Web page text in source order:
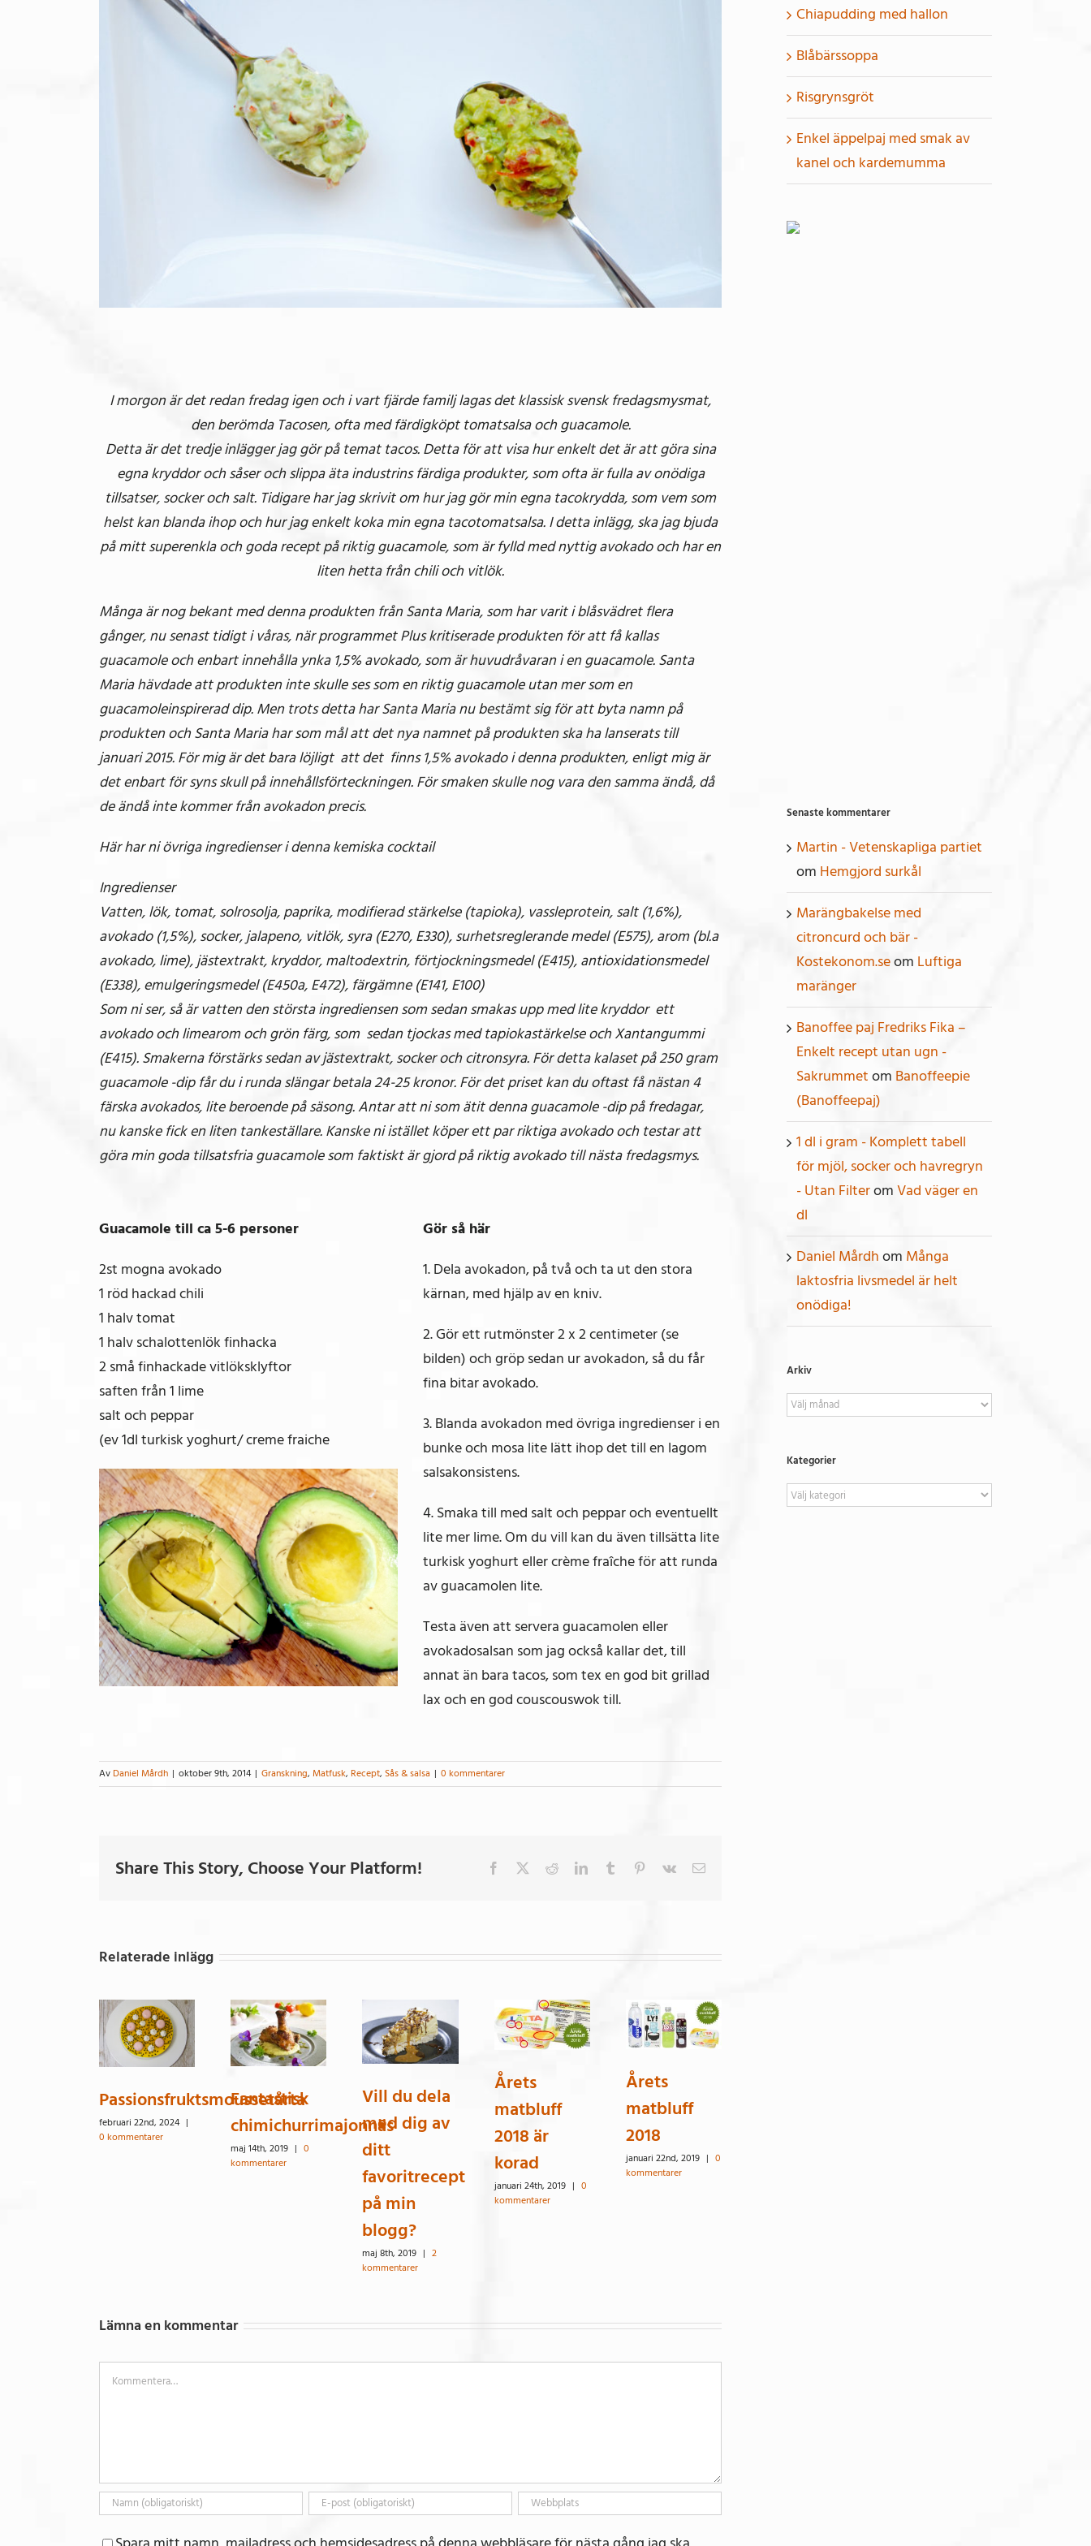
I morgon är det redan fredag igen och i vart fjärde familj lagas det klassisk svensk fredagsmysmat,
den berömda Tacosen, ofta med färdigköpt tomatsalsa och guacamole.
Detta är det tredje inlägger jag gör på temat tacos. Detta för att visa hur enkelt det är att göra sina
egna kryddor och såser och slippa äta industrins färdiga produkter, som ofta är fulla av onödiga
tillsatser, socker och salt. Tidigare har jag skrivit om hur jag gör min egna tacokrydda, som vem som
helst kan blanda ihop och hur jag enkelt koka min egna tacotomatsalsa. I detta inlägg, ska jag bjuda
på mitt superenkla och goda recept på riktig guacamole, som är fylld med nyttig avokado och har en
liten hetta från chili och vitlök.
Många är nog bekant med denna produkten från Santa Maria, som har varit i blåsvädret flera
gånger, nu senast tidigt i våras, när programmet Plus kritiserade produkten för att få kallas
guacamole och enbart innehålla ynka 1,5% avokado, som är huvudråvaran i en guacamole. Santa
Maria hävdade att produkten inte skulle ses som en riktig guacamole utan mer som en
guacamoleinspirerad dip. Men trots detta har Santa Maria nu bestämt sig för att byta namn på
produkten och Santa Maria har som mål att det nya namnet på produkten ska ha lanserats till
januari 2015. För mig är det bara löjligt att det finns 1,5% avokado i denna produkten, enligt mig är
det enbart för syns skull på innehållsförteckningen. För smaken skulle nog vara den samma ändå, då
de ändå inte kommer från avokadon precis.
Här har ni övriga ingredienser i denna kemiska cocktail
Ingredienser
Vatten, lök, tomat, solrosolja, paprika, modifierad stärkelse (tapioka), vassleprotein, salt (1,6%),
avokado (1,5%), socker, jalapeno, vitlök, syra (E270, E330), surhetsreglerande medel (E575), arom (bl.a
avokado, lime), jästextrakt, kryddor, maltodextrin, förtjockningsmedel (E415), antioxidationsmedel
(E338), emulgeringsmedel (E450a, E472), färgämne (E141, E100)
Som ni ser, så är vatten den största ingrediensen som sedan smakas upp med lite kryddor ett
avokado och limearom och grön färg, som sedan tjockas med tapiokastärkelse och Xantangummi
(E415). Smakerna förstärks sedan av jästextrakt, socker och citronsyra. För detta kalaset på 250 gram
guacamole -dip får du i runda slängar betala 24-25 kronor. För det priset kan du oftast få nästan 4
färska avokados, lite beroende på säsong. Antar att ni som ätit denna guacamole -dip på fredagar,
nu kanske fick en liten tankeställare. Kanske ni istället köper ett par riktiga avokado och testar att
göra min goda tillsatsfria guacamole som faktiskt är gjord på riktig avokado till nästa fredagsmys.
Guacamole till ca 5-6 personer
2st mogna avokado
1 röd hackad chili
1 halv tomat
1 halv schalottenlök finhacka
2 små finhackade vitlöksklyftor
saften från 1 lime
salt och peppar
(ev 1dl turkisk yoghurt/ creme fraiche
Gör så här
1. Dela avokadon, på två och ta ut den stora
kärnan, med hjälp av en kniv.
2. Gör ett rutmönster 2 x 2 centimeter (se
bilden) och gröp sedan ur avokadon, så du får
fina bitar avokado.
3. Blanda avokadon med övriga ingredienser i en
bunke och mosa lite lätt ihop det till en lagom
salsakonsistens.
4. Smaka till med salt och peppar och eventuellt
lite mer lime. Om du vill kan du även tillsätta lite
turkisk yoghurt eller crème fraîche för att runda
av guacamolen lite.
Testa även att servera guacamolen eller
avokadosalsan som jag också kallar det, till
annat än bara tacos, som tex en god bit grillad
lax och en god couscouswok till.
Av Daniel Mårdh | oktober 9th, 2014 | Granskning, Matfusk, Recept, Sås & salsa | 0 kommentarer
Share This Story, Choose Your Platform! Facebook RedditLinkedInTumblr Pinterest
Vk
E-
Relaterade inlägg
Passionsfruktsmoussetårta
februari 22nd, 2024 |
0 kommentarer
Fantastisk
chimichurrimajonnäs
maj 14th, 2019 | 0
kommentarer
Vill du dela
med dig av
ditt
favoritrecept
på min
blogg?
maj 8th, 2019 | 2
kommentarer
Årets
matbluff
2018 är
korad
januari 24th, 2019 | 0
kommentarer
Årets
matbluff
2018
januari 22nd, 2019 | 0
kommentarer
Lämna en kommentar
Kommentar
Chiapudding med hallon
Blåbärssoppa
Risgrynsgröt
Enkel äppelpaj med smak av
kanel och kardemumma
Senaste kommentarer
Martin - Vetenskapliga partiet
om Hemgjord surkål
Marängbakelse med
citroncurd och bär -
Kostekonom.seom Luftiga
maränger
Banoffee paj Fredriks Fika –
Enkelt recept utan ugn -
Sakrummetom Banoffeepie
(Banoffeepaj)
1 dl i gram - Komplett tabell
för mjöl, socker och havregryn
- Utan FilteromVad väger en
dl
Daniel Mårdhom Många
laktosfria livsmedel är helt
onödiga!
Arkiv
Arkiv
Kategorier
Kategorier